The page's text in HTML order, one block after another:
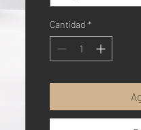
Cantidad *